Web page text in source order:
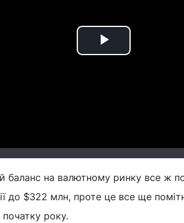
Play
баланс на валютному ринку все ж
до $322 млн, проте це все ще
початку року.